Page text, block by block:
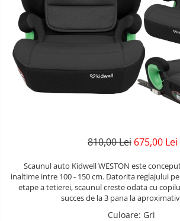
Lenjerii patut 120 x 60 cm
Lenjerii patut 140 x 70 cm
Lenjerie patuturi tineret
Baldachin patut
Paturici copii
Porti de siguranta
Dulap si cutii jucarii
Trotinete copii si adulti
Biciclete fara pedale
Masinute fara pedale
Karturi si masinute cu pedale
Premergatoare
Skateboard
Bare - Discuri - Greutati
Saltele si Covoare sport Fitness
sau Yoga
Alte Sporturi
Mingi fitness si medicinale
Tensiometre
Termometre camera si baie
Termometre copii si bebe
810,00 Lei 675,00 Lei
Scaunul auto Kidwell WESTON este
inaltime intre 100 - 150 cm. Datorita reglajului
etape a tetierei, scaunul creste odata cu
succes de la 3 pana la
Culoare: Gri